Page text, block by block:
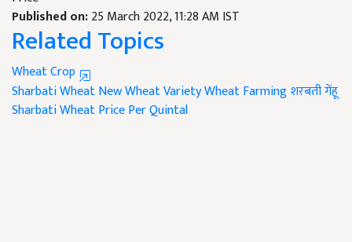
Published on:25 March 2022, 11:28 AM IST
Related Topics
Wheat Crop
Sharbati WheatNew Wheat VarietyWheat Farmingशरबती गेंहू
Sharbati Wheat Price Per Quintal